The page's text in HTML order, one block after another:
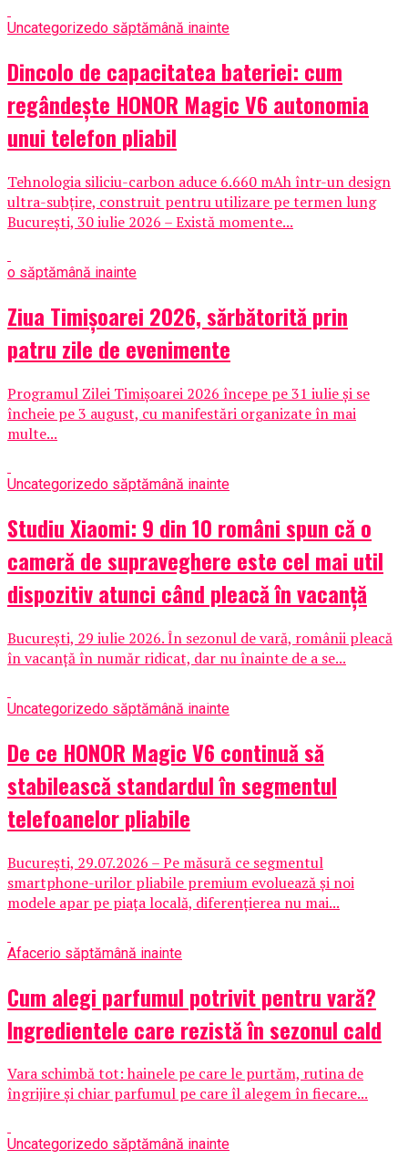
Uncategorizedo săptămână inainte
Dincolo de capacitatea bateriei: cum
regândește HONOR Magic V6 autonomia
unui telefon pliabil
Tehnologia siliciu-carbon aduce 6.660 mAh într-un design
ultra-subțire, construit pentru utilizare pe termen lung
București, 30 iulie 2026 – Există momente...
o săptămână inainte
Ziua Timișoarei 2026, sărbătorită prin
patru zile de evenimente
Programul Zilei Timișoarei 2026 începe pe 31 iulie și se
încheie pe 3 august, cu manifestări organizate în mai
multe...
Uncategorizedo săptămână inainte
Studiu Xiaomi: 9 din 10 români spun că o
cameră de supraveghere este cel mai util
dispozitiv atunci când pleacă în vacanță
București, 29 iulie 2026. În sezonul de vară, românii pleacă
în vacanță în număr ridicat, dar nu înainte de a se...
Uncategorizedo săptămână inainte
De ce HONOR Magic V6 continuă să
stabilească standardul în segmentul
telefoanelor pliabile
București, 29.07.2026 – Pe măsură ce segmentul
smartphone-urilor pliabile premium evoluează și noi
modele apar pe piața locală, diferențierea nu mai...
Afacerio săptămână inainte
Cum alegi parfumul potrivit pentru vară?
Ingredientele care rezistă în sezonul cald
Vara schimbă tot: hainele pe care le purtăm, rutina de
îngrijire și chiar parfumul pe care îl alegem în fiecare...
Uncategorizedo săptămână inainte